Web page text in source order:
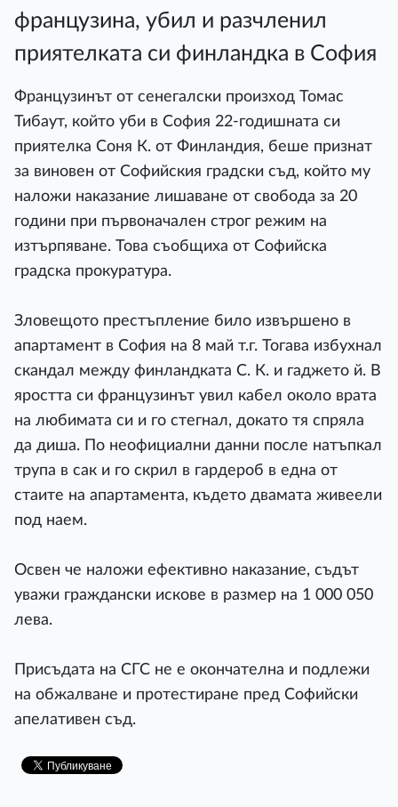
французина, убил и разчленил
приятелката си финландка в София
Французинът от сенегалски произход Томас
Тибаут, който уби в София 22-годишната си
приятелка Соня К. от Финландия, беше признат
за виновен от Софийския градски съд, който му
наложи наказание лишаване от свобода за 20
години при първоначален строг режим на
изтърпяване. Това съобщиха от Софийска
градска прокуратура.
Зловещото престъпление било извършено в
апартамент в София на 8 май т.г. Тогава избухнал
скандал между финландката С. К. и гаджето й. В
яростта си французинът увил кабел около врата
на любимата си и го стегнал, докато тя спряла
да диша. По неофициални данни после натъпкал
трупа в сак и го скрил в гардероб в една от
стаите на апартамента, където двамата живеели
под наем.
Освен че наложи ефективно наказание, съдът
уважи граждански искове в размер на 1 000 050
лева.
Присъдата на СГС не е окончателна и подлежи
на обжалване и протестиране пред Софийски
апелативен съд.